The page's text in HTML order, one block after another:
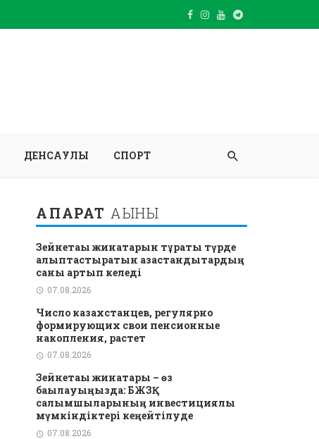
ДЕНСАУЛЫҚ СПОРТ
АҚПАРАТ АҒЫНЫ
Зейнетақы жинақтарын тұрақты түрде
қалыптастыратын қазақстандықтардың
саны артып келеді
07.08.2026
Число казахстанцев, регулярно
формирующих свои пенсионные
накопления, растет
07.08.2026
Зейнетақы жинақтары – өз
бақылауыңызда: БЖЗҚ
салымшыларының инвестициялық
мүмкіндіктері кеңейтілуде
07.08.2026